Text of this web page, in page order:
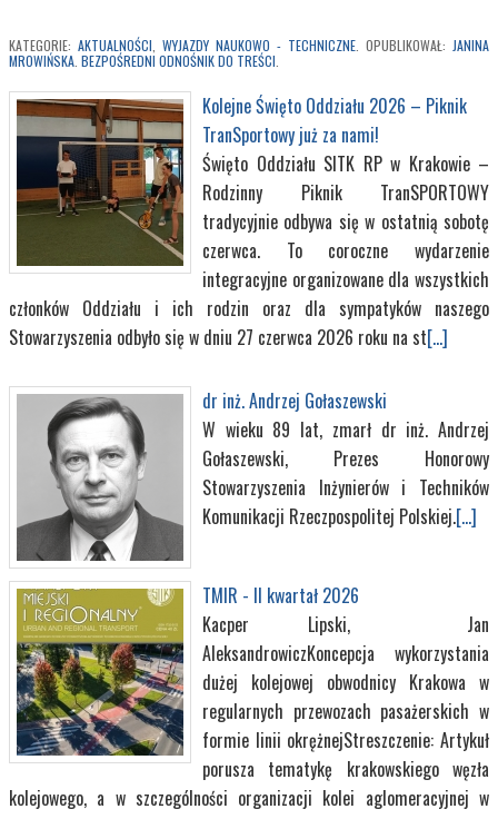
KATEGORIE: AKTUALNOŚCI WYJAZDY NAUKOWO - TECHNICZNE . OPUBLIKOWAŁ: JANINA
MROWIŃSKA BEZPOŚREDNI ODNOŚNIK DO TREŚCI
Kolejne Święto Oddziału 2026 – Piknik
TranSportowy już za nami!
Święto Oddziału SITK RP w Krakowie –
Rodzinny Piknik TranSPORTOWY
tradycyjnie odbywa się w ostatnią sobotę
czerwca. To coroczne wydarzenie
integracyjne organizowane dla wszystkich
członków Oddziału i ich rodzin oraz dla sympatyków naszego
Stowarzyszenia odbyło się w dniu 27 czerwca 2026 roku na st[...]
dr inż. Andrzej Gołaszewski
W wieku 89 lat, zmarł dr inż. Andrzej
Gołaszewski, Prezes Honorowy
Stowarzyszenia Inżynierów i Techników
Komunikacji Rzeczpospolitej Polskiej.[...]
TMIR - II kwartał 2026
Kacper Lipski, Jan
AleksandrowiczKoncepcja wykorzystania
dużej kolejowej obwodnicy Krakowa w
regularnych przewozach pasażerskich w
formie linii okrężnejStreszczenie: Artykuł
porusza tematykę krakowskiego węzła
kolejowego, a w szczególności organizacji kolei aglomeracyjnej w